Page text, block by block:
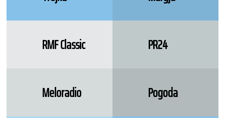
RMF Classic PR24
Meloradio Pogoda